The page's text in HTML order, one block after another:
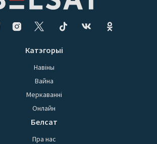
Катэгорыі
Навіны
Вайна
Меркаванні
Онлайн
Белсат
Пра нас